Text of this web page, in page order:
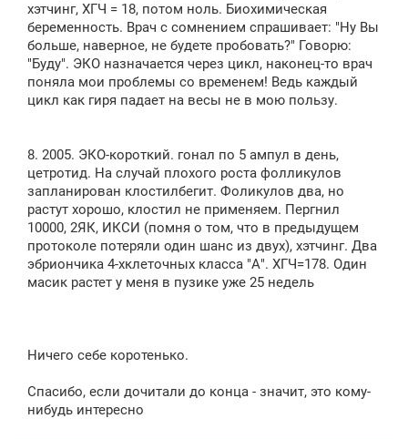
хэтчинг, ХГЧ = 18, потом ноль. Биохимическая
беременность. Врач с сомнением спрашивает: "Ну Вы
больше, наверное, не будете пробовать?" Говорю:
"Буду". ЭКО назначается через цикл, наконец-то врач
поняла мои проблемы со временем! Ведь каждый
цикл как гиря падает на весы не в мою пользу.
8. 2005. ЭКО-короткий. гонал по 5 ампул в день,
цетротид. На случай плохого роста фолликулов
запланирован клостилбегит. Фоликулов два, но
растут хорошо, клостил не применяем. Пергнил
10000, 2ЯК, ИКСИ (помня о том, что в предыдущем
протоколе потеряли один шанс из двух), хэтчинг. Два
эбриончика 4-хклеточных класса "А". ХГЧ=178. Один
масик растет у меня в пузике уже 25 недель
Ничего себе коротенько.
Спасибо, если дочитали до конца - значит, это кому-
нибудь интересно